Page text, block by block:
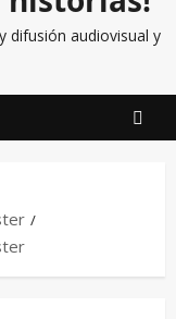
difusión audiovisual y